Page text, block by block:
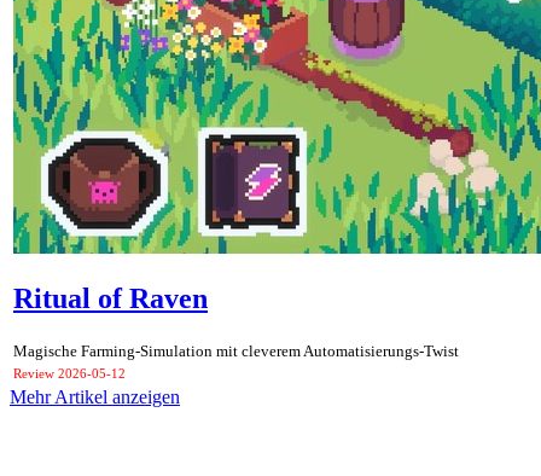
Ritual of Raven
Magische Farming-Simulation mit cleverem Automatisierungs-Twist
Review 2026-05-12
Mehr Artikel anzeigen